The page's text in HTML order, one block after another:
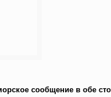
сообщение в обе